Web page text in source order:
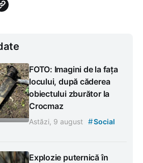
FOTO: Imagini de la fața
locului, după căderea
obiectului zburător la
Crocmaz
Astăzi, 9 august #Social
Explozie puternică în